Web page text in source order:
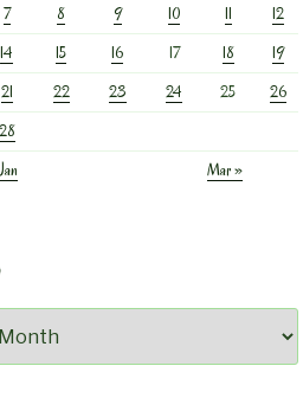
7 8 9 10 11
12
14 15 16 17 18
19
21 22 23 24 25
26
28
Mar »